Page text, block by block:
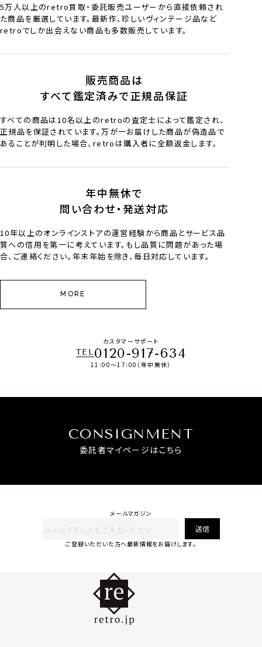
5万人以上のretro買取・委託販売ユーザーから直接依頼され
た商品を厳選しています。最新作、珍しいヴィンテージ品など
retroでしか出会えない商品も多数販売しています。
販売商品は
すべて鑑定済みで正規品保証
すべての商品は10名以上のretroの査定士によって鑑定され、
正規品を保証されています。万が一お届けした商品が偽造品で
あることが判明した場合、retroは購入者に全額返金します。
年中無休で
問い合わせ・発送対応
10年以上のオンラインストアの運営経験から商品とサービス品
質への信用を第一に考えています。もし品質に問題があった場
合、ご連絡ください。年末年始を除き、毎日対応しています。
MORE
カスタマーサポート
TEL0120-917-634
11:00～17:00（年中無休）
CONSIGNMENT
委託者マイページはこちら
メールマガジン
送信
ご登録いただいた方へ最新情報をお届けします。